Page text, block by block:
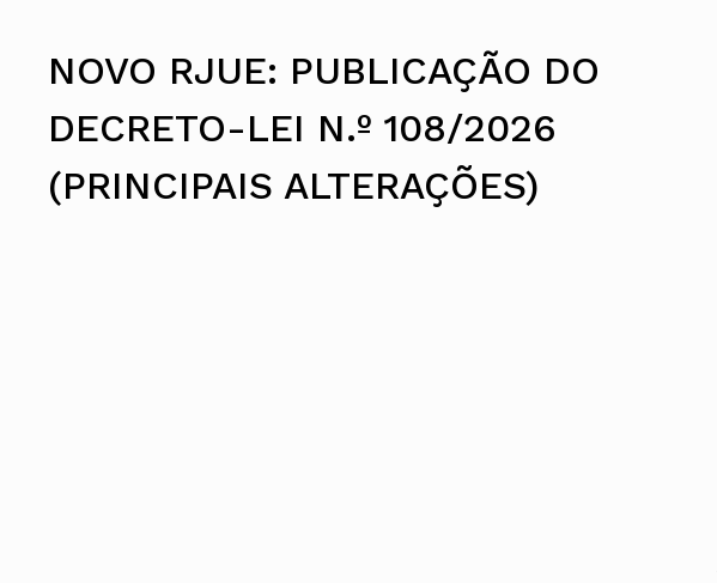
Conselho Diretivo Nacional
Conselho de Disciplina Nacional
Conselho de Supervisão
NOVO RJUE: PUBLICAÇÃO DO
DECRETO-LEI N.º 108/2026
(PRINCIPAIS ALTERAÇÕES)